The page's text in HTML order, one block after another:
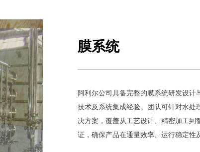
膜系统
阿利尔公司具备完整的膜系统研发设
技术及系统集成经验。团队可针对水处
决方案，覆盖从工艺设计、精密加工到
证，确保产品在通量效率、运行稳定性